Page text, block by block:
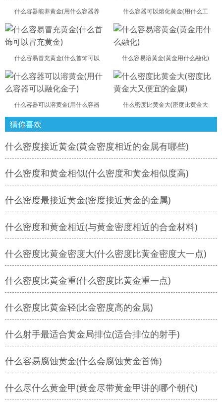
什么容器能养黄金(用什么容器养 什么容器可以熔化黄金(用什么工
什么容易冒充黄金(什么首饰可以 什么容易溶黄金(黄金用什么融化)
什么容器可以溶黄金(用什么容器 什么密度比黄金大(密度比黄金大
猜你喜欢
什么密度接近黄金(黄金密度相近的金属有哪些)
什么密度和黄金相似(什么密度和黄金相似度高)
什么密度最接近黄金(密度接近黄金的金属)
什么密度和黄金相近(与黄金密度相近的合金材料)
什么密度比黄金密度大(什么密度比黄金密度大一点)
什么密度比黄金重(什么密度比黄金重一点)
什么密度比黄金轻(比金密度高的金属)
什么射手最适合黄金局排位(适合排位的射手)
什么容易腐蚀黄金(什么会腐蚀黄金首饰)
什么尽什么黄金甲(黄金尽带黄金甲讲的哪个朝代)